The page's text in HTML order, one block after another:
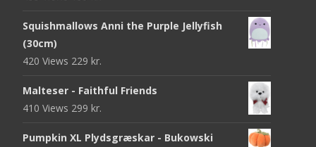
Squishmallows Anni the Purple Jellyfish
(30cm)
420 Views 229 kr.
Malteser - Faithful Friends
410 Views 299 kr.
Pumpkin XL Plydsgræskar - Bukowski